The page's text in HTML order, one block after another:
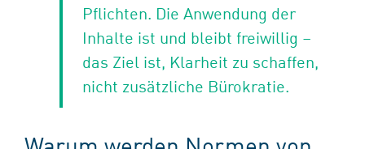
Pflichten. Die Anwendung der
Inhalte ist und bleibt freiwillig –
das Ziel ist, Klarheit zu schaffen,
nicht zusätzliche Bürokratie.